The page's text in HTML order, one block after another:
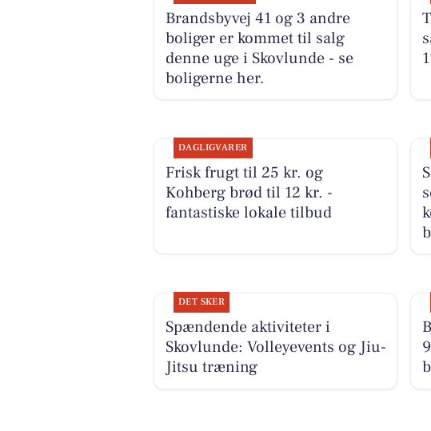
Brandsbyvej 41 og 3 andre
boliger er kommet til salg
denne uge i Skovlunde - se
boligerne her.
DAGLIGVARER
Frisk frugt til 25 kr. og
Kohberg brød til 12 kr. -
fantastiske lokale tilbud
DET SKER
Spændende aktiviteter i
Skovlunde: Volleyevents og Jiu-
Jitsu træning